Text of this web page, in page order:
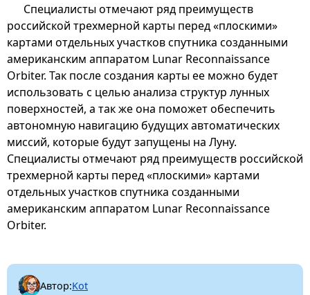
Специалисты отмечают ряд преимуществ
российской трехмерной карты перед «плоскими»
картами отдельных участков спутника созданными
американским аппаратом Lunar Reconnaissance
Orbiter. Так после создания карты ее можно будет
использовать с целью анализа структур лунных
поверхностей, а так же она поможет обеспечить
автономную навигацию будущих автоматических
миссий, которые будут запущены на Луну.
Специалисты отмечают ряд преимуществ российской
трехмерной карты перед «плоскими» картами
отдельных участков спутника созданными
американским аппаратом Lunar Reconnaissance
Orbiter.
Автор:Kot